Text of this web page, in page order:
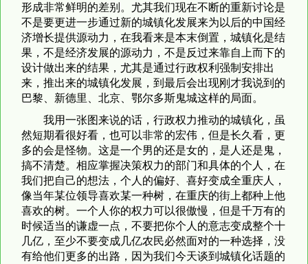
形成非常鲜明的差别。尤其我们现在不断的重新讨论是
不是要更进一步通过新的城镇化发展来为以后的中国经
济增长提供源动力，在我看来是本末倒置，城镇化是结
果，不是经济发展的源动力，不是反过来靠自上而下的
设计做出来的结果，尤其是通过行政权利强制安排出
来，推出来的城镇化发展，到最后会出现刚才我说到的
巴黎、新德里、北京、鄂尔多斯鬼城这样的局面。
我用一张图来说的话，行政权力推动的城镇化，虽
然短期看很好看，也可以非常的宏伟，但是长久看，更
多的会是怪物。这是一个男的还是女的，是人还是鬼，
搞不清楚。相应掌握决策权力的部门和具体的个人，在
我们把自己的想法，个人的偏好、喜好变成全重庆人，
像当年某位领导喜欢某一种树，在重庆的街上都种上他
喜欢的树。一个人你的权力可以很傲慢，但是千万有的
时候适当的谦虚一点，不要把你个人的意志变成整个十
几亿，至少不要变成几亿农民必然面对的一种选择，没
有给他们更多的出路，因为我们今天谈到城镇化话题的